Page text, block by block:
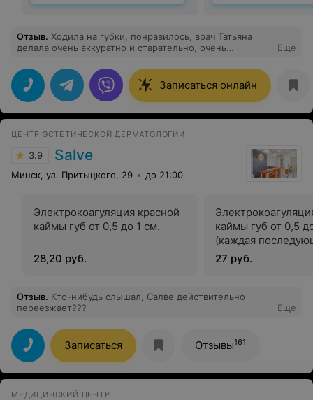
Отзыв. Ходила на губки, понравилось, врач Татьяна
делала очень аккуратно и старательно, очень
не так сделают (есть плохой опыт), но на удивление
утром проснулась практически сразу все красиво
было. Через день так вообще красота) Вообщем
надеюсь цены будут такими же приятным и качество
не подведет. Только бы не испортились))(уже
приходить в проверенное место. На респшене
девушка тоже оказалась приветливой. Могу сказать
-не пожалела что выбрала "Облака". Надеюсь в
следующий раз будет также, а можно и лучше))
Еще
Записаться онлайн
ЦЕНТР ЭСТЕТИЧЕСКОЙ ДЕРМАТОЛОГИИ
3.9 Salve
Минск, ул. Притыцкого, 29 до 21:00
Электрокоагуляция красной
каймы губ от 0,5 до 1 см.
28,20 руб.
каймы губ от 0,5
(каждая
27 руб.
Отзыв. Кто-нибудь слышал, Салве действительно
переезжает???
Еще
Записаться Отзывы161
МЕДИЦИНСКИЙ ЦЕНТР